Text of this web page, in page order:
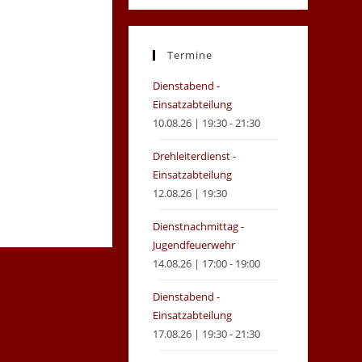
in
new
in
new
Termine
Dienstabend -
Einsatzabteilung
10.08.26 | 19:30 - 21:30
Drehleiterdienst -
Einsatzabteilung
12.08.26 | 19:30
Dienstnachmittag -
Jugendfeuerwehr
14.08.26 | 17:00 - 19:00
Dienstabend -
Einsatzabteilung
17.08.26 | 19:30 - 21:30